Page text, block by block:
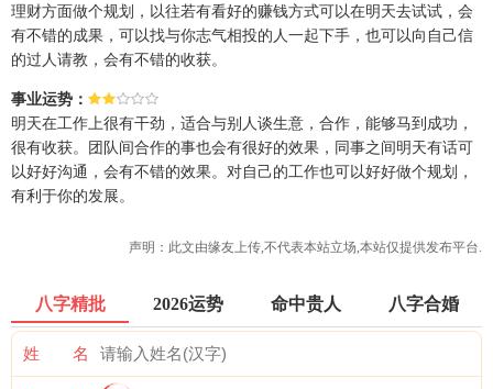
理财方面做个规划，以往若有看好的赚钱方式可以在明天去试试，会
有不错的成果，可以找与你志气相投的人一起下手，也可以向自己信
的过人请教，会有不错的收获。
事业运势：
明天在工作上很有干劲，适合与别人谈生意，合作，能够马到成功，
很有收获。团队间合作的事也会有很好的效果，同事之间明天有话可
以好好沟通，会有不错的效果。对自己的工作也可以好好做个规划，
有利于你的发展。
声明：此文由缘友上传,不代表本站立场,本站仅提供发布平台.
八字精批 2026运势 命中贵人 八字合婚
姓 名